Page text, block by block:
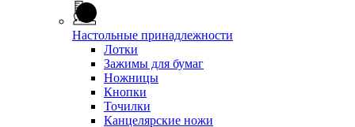
Настольные принадлежности
Лотки
Зажимы для бумаг
Ножницы
Кнопки
Точилки
Канцелярские ножи